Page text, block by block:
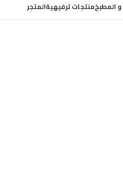
و المطبخمنتجات ترفيهيةالمتجر